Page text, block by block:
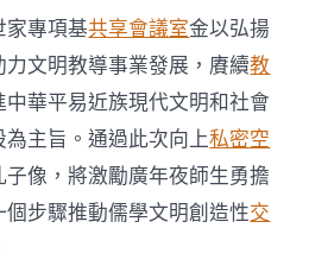
家專項基共享會議室金以弘揚
文明教導事業發展，賡續教
華平易近族現代文明和社會
為主旨。通過此次向上私密空
像，將激勵廣年夜師生勇擔
步驟推動儒學文明創造性交